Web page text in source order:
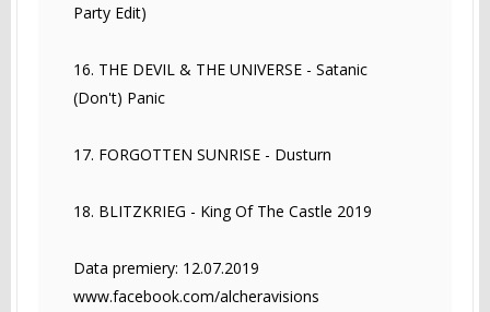
Party Edit)
16. THE DEVIL & THE UNIVERSE - Satanic
(Don't) Panic
17. FORGOTTEN SUNRISE - Dusturn
18. BLITZKRIEG - King Of The Castle 2019
Data premiery: 12.07.2019
www.facebook.com/alcheravisions